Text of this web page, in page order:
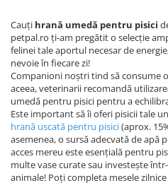
Cauți hrană umedă pentru pisici
petpal.ro ți-am pregătit o selecție
felinei tale aportul necesar de
nevoie în fiecare zi!
Companioni noștri tind să consume
aceea, veterinarii recomandă
umedă pentru pisici pentru a
Este important să îi oferi pisicii tale
hrană uscată pentru pisici(aprox.
asemenea, o sursă adecvată de apă
acces mereu este esențială pentru
multe vase curate sau investește
animale! Poți completa mesele